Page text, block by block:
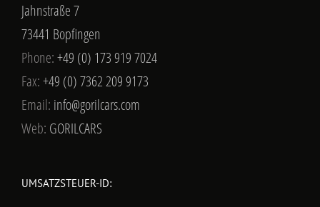
Jahnstraße 7
73441 Bopfingen
Phone:+49 (0) 173 919 7024
Fax:+49 (0) 7362 209 9173
Email: info@gorilcars.com
Web: GORILCARS
UMSATZSTEUER-ID: